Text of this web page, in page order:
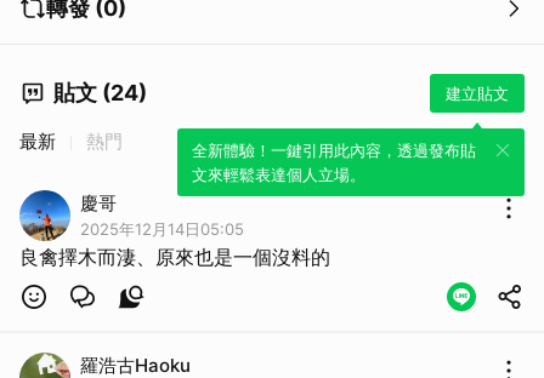
轉發 (0)
貼文 (24) 建立貼文
全新體驗！一鍵引用此內容，透過發布貼
文來輕鬆表達個人立場。
最新 熱門
慶哥
2025年12月14日05:05
良禽擇木而淒、原來也是一個沒料的
羅浩古Haoku